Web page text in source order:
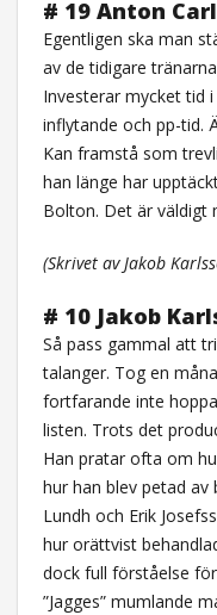
# 19 Anton
Egentligen ska man
av de tidigare
Investerar mycket tid
inflytande och pp-tid.
Kan framstå som
han länge har
Bolton. Det är väldigt
(Skrivet av Jakob
# 10 Jakob
Så pass gammal att
talanger. Tog en
fortfarande inte
listen. Trots det
Han pratar ofta om
hur han blev petad av
Lundh och Erik
hur orättvist
dock full förståelse
”Jagges” mumlande